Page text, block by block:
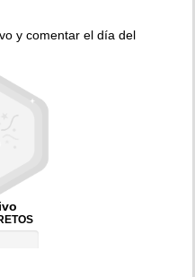
y comentar el día del